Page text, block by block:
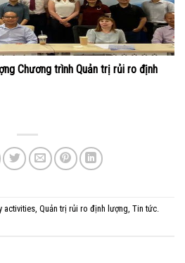
Chương trình Quản trị rủi ro định
activities Quản trị rủi ro định lượng Tin tức